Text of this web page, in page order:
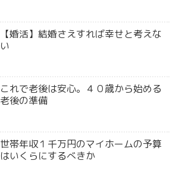
【婚活】結婚さえすれば幸せと考えな
い
これで老後は安心。４０歳から始める
老後の準備
世帯年収１千万円のマイホームの予算
はいくらにするべきか